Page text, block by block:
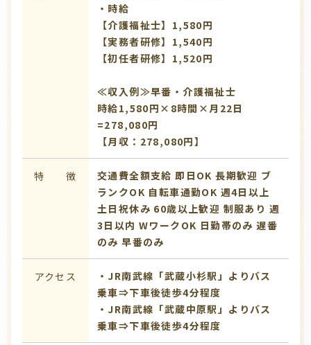
・時給
【介護福祉士】1,580円
【実務者研修】1,540円
【初任者研修】1,520円
≪収入例≫早番・介護福祉士
時給1,580円×8時間×月22日
=278,080円
【月収：278,080円】
特 徴 交通費全額支給 即日OK 長期歓迎 ブ
ランクOK 自転車通勤OK 週4日以上
土日祝休み 60歳以上歓迎 制服あり 週
3日以内 WワークOK 日勤帯のみ 遅番
のみ 早番のみ
アクセス
・JR南武線「武蔵小杉駅」よりバス
乗車⇒下車後徒歩4分程度
・JR南武線「武蔵中原駅」よりバス
乗車⇒下車後徒歩4分程度